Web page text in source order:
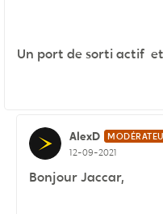
Un port de sorti actif
AlexD
12-09-2021
Bonjour Jaccar,